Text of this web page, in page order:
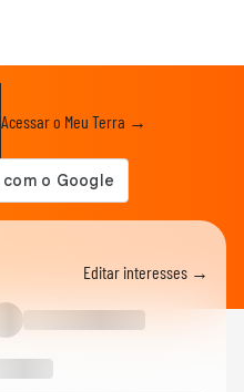
Acessar o Meu Terra →
Editar interesses →